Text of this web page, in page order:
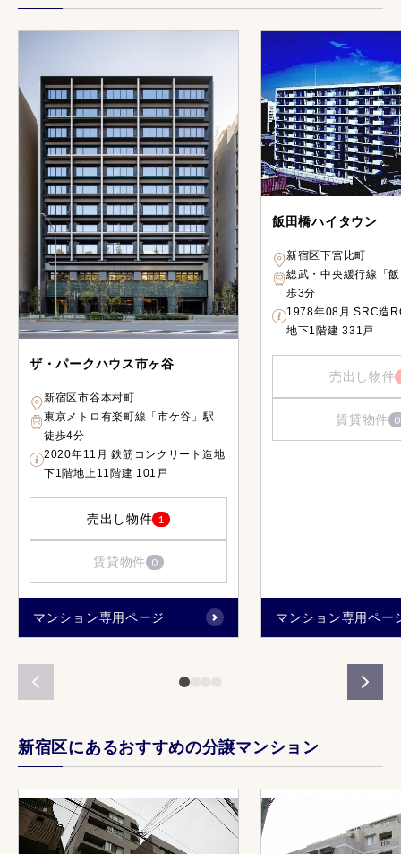
ザ・パークハウス市ヶ谷
新宿区市谷本村町
東京メトロ有楽町線「市ケ谷」駅
徒歩4分
2020年11月 鉄筋コンクリート造地
下1階地上11階建 101戸
売出し物件 1
賃貸物件 0
マンション専用ページ
飯田橋ハイタウン
新宿区下宮比町
総武・中央緩行線「
歩3分
1978年08月 SRC造
地下1階建 331戸
売出し物件
賃貸物件 0
マンション専用ペー
新宿区にあるおすすめの分譲マンション